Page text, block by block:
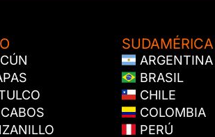
SUDAMÉRICA
ARGENTINA
BRASIL
CHILE
COLOMBIA
PERÚ